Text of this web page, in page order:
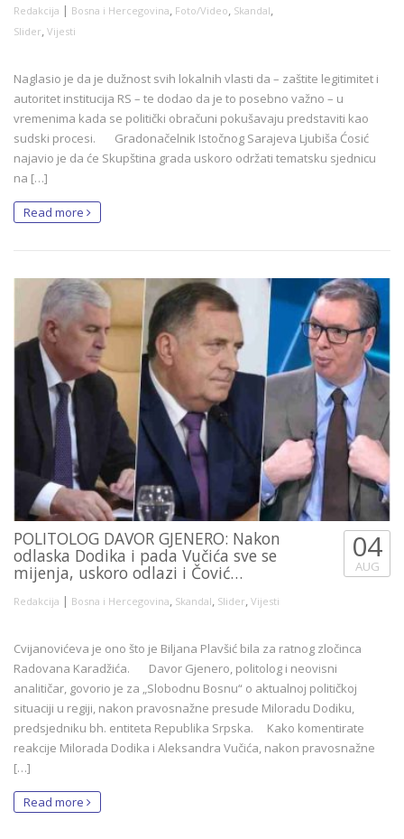
Redakcija | Bosna i Hercegovina, Foto/Video, Skandal,
Slider, Vijesti
Naglasio je da je dužnost svih lokalnih vlasti da – zaštite legitimitet i
autoritet institucija RS – te dodao da je to posebno važno – u
vremenima kada se politički obračuni pokušavaju predstaviti kao
sudski procesi. Gradonačelnik Istočnog Sarajeva Ljubiša Ćosić
najavio je da će Skupština grada uskoro održati tematsku sjednicu
na […]
Read more
POLITOLOG DAVOR GJENERO: Nakon
odlaska Dodika i pada Vučića sve se
mijenja, uskoro odlazi i Čović…
Redakcija | Bosna i Hercegovina, Skandal, Slider, Vijesti
04
AUG
Cvijanovićeva je ono što je Biljana Plavšić bila za ratnog zločinca
Radovana Karadžića. Davor Gjenero, politolog i neovisni
analitičar, govorio je za „Slobodnu Bosnu“ o aktualnoj političkoj
situaciji u regiji, nakon pravosnažne presude Miloradu Dodiku,
predsjedniku bh. entiteta Republika Srpska. Kako komentirate
reakcije Milorada Dodika i Aleksandra Vučića, nakon pravosnažne
[…]
Read more